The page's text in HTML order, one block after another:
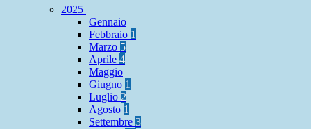
2025
Gennaio
Febbraio 1
Marzo 5
Aprile 4
Maggio
Giugno 1
Luglio 2
Agosto 1
Settembre 3